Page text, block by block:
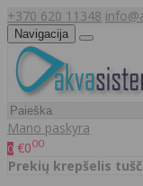
+370 620 11348
Navigacija
Mano paskyra
0 €000
Prekių krepšelis